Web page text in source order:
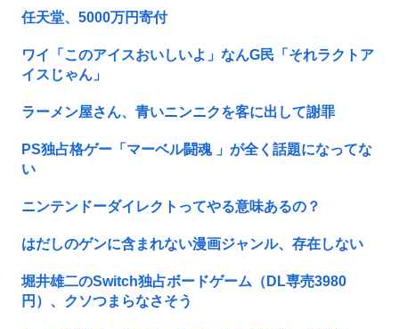
任天堂、5000万円寄付
ワイ「このアイスおいしいよ」なんG民「それラクトア
イスじゃん」
ラーメン屋さん、青いニンニクを客に出して謝罪
PS独占格ゲー「マーベル闘魂 」が全く話題になってな
い
ニンテンドーダイレクトってやる意味あるの？
はだしのゲンに含まれない漫画ジャンル、存在しない
堀井雄二のSwitch独占ボードゲーム（DL専売3980
円）、クソつまらなさそう